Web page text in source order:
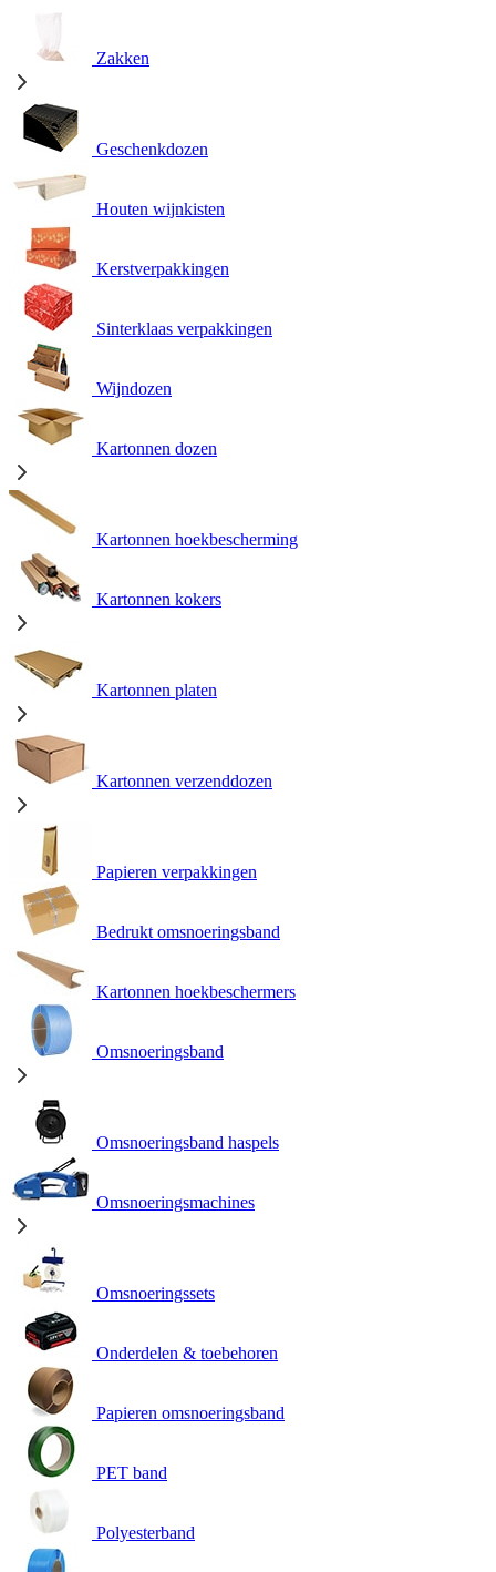
Zakken
Geschenkdozen
Houten wijnkisten
Kerstverpakkingen
Sinterklaas verpakkingen
Wijndozen
Kartonnen dozen
Kartonnen hoekbescherming
Kartonnen kokers
Kartonnen platen
Kartonnen verzenddozen
Papieren verpakkingen
Bedrukt omsnoeringsband
Kartonnen hoekbeschermers
Omsnoeringsband
Omsnoeringsband haspels
Omsnoeringsmachines
Omsnoeringssets
Onderdelen & toebehoren
Papieren omsnoeringsband
PET band
Polyesterband